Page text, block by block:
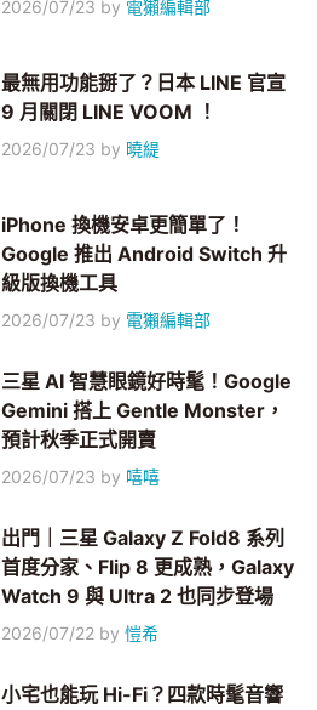
2026/07/23 by 電獺編輯部
最無用功能掰了？日本 LINE 官宣
9 月關閉 LINE VOOM ！
2026/07/23 by 曉緹
iPhone 換機安卓更簡單了！
Google 推出 Android Switch 升
級版換機工具
2026/07/23 by 電獺編輯部
三星 AI 智慧眼鏡好時髦！Google
Gemini 搭上 Gentle Monster，
預計秋季正式開賣
2026/07/23 by 嘻嘻
出門｜三星 Galaxy Z Fold8 系列
首度分家、Flip 8 更成熟，Galaxy
Watch 9 與 Ultra 2 也同步登場
2026/07/22 by愷希
小宅也能玩 Hi-Fi？四款時髦音響